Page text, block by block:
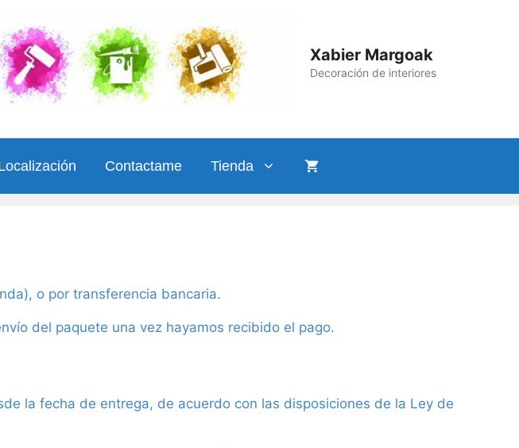
Xabier Margoak
Decoración de interiores
Contactame Tienda
o por transferencia bancaria.
del paquete una vez hayamos recibido el pago.
la fecha de entrega, de acuerdo con las disposiciones de la Ley de